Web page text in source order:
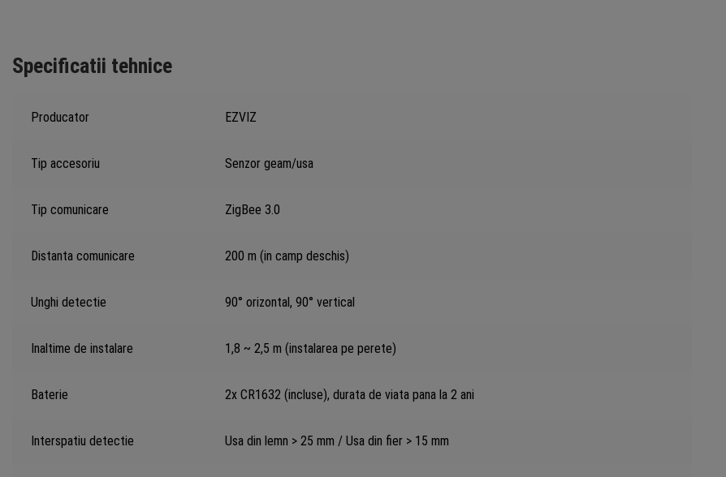
Specificatii tehnice
Producator EZVIZ
Tip accesoriu Senzor geam/usa
Tip comunicare ZigBee 3.0
Distanta comunicare 200 m (in camp deschis)
Unghi detectie 90° orizontal, 90° vertical
Inaltime de instalare 1,8 ~ 2,5 m (instalarea pe perete)
Baterie 2x CR1632 (incluse), durata de viata pana la 2 ani
Interspatiu detectie Usa din lemn > 25 mm / Usa din fier > 15 mm